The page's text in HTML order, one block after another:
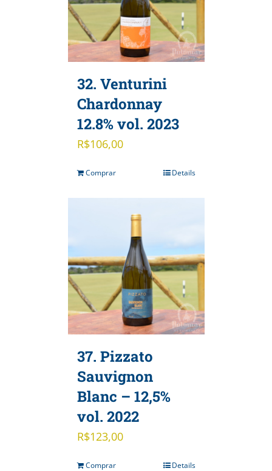
32. Venturini
Chardonnay
12.8% vol. 2023
R$106,00
Comprar Details
37. Pizzato
Sauvignon
Blanc – 12,5%
vol. 2022
R$123,00
Comprar Details